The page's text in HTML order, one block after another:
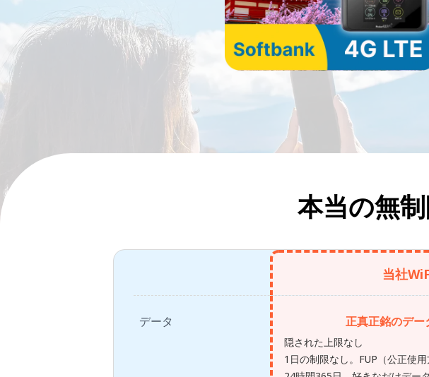
本当の無
当社
データ 正真正銘のデー
隠された上限なし
1日の制限なし。FUP（公正使用